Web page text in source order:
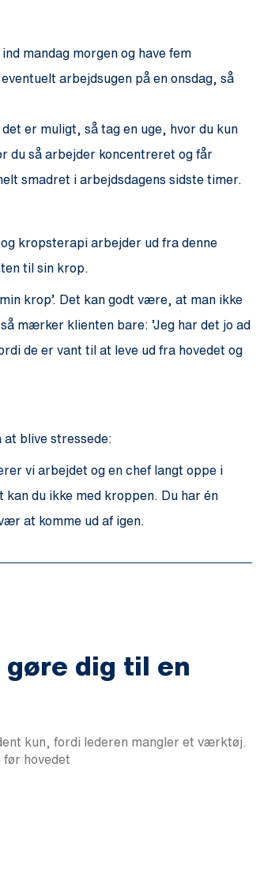
mandag morgen og have fem
arbejdsugen på en onsdag, så
er muligt, så tag en uge, hvor du kun
du så arbejder koncentreret og får
smadret i arbejdsdagens sidste timer.
kropsterapi arbejder ud fra denne
til sin krop.
krop’. Det kan godt være, at man ikke
mærker klienten bare: ’Jeg har det jo ad
de er vant til at leve ud fra hovedet og
at blive stressede:
vi arbejdet og en chef langt oppe i
du ikke med kroppen. Du har én
at komme ud af igen.
dig til en
kun, fordi lederen mangler et værktøj.
hovedet